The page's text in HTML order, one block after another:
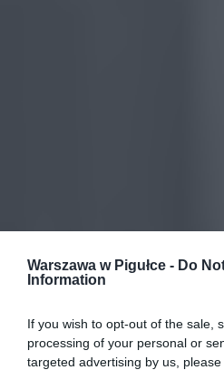
Warszawa w Pigułce - Do
Information
If you wish to opt-out of the sale,
processing of your personal or
targeted advertising by us,